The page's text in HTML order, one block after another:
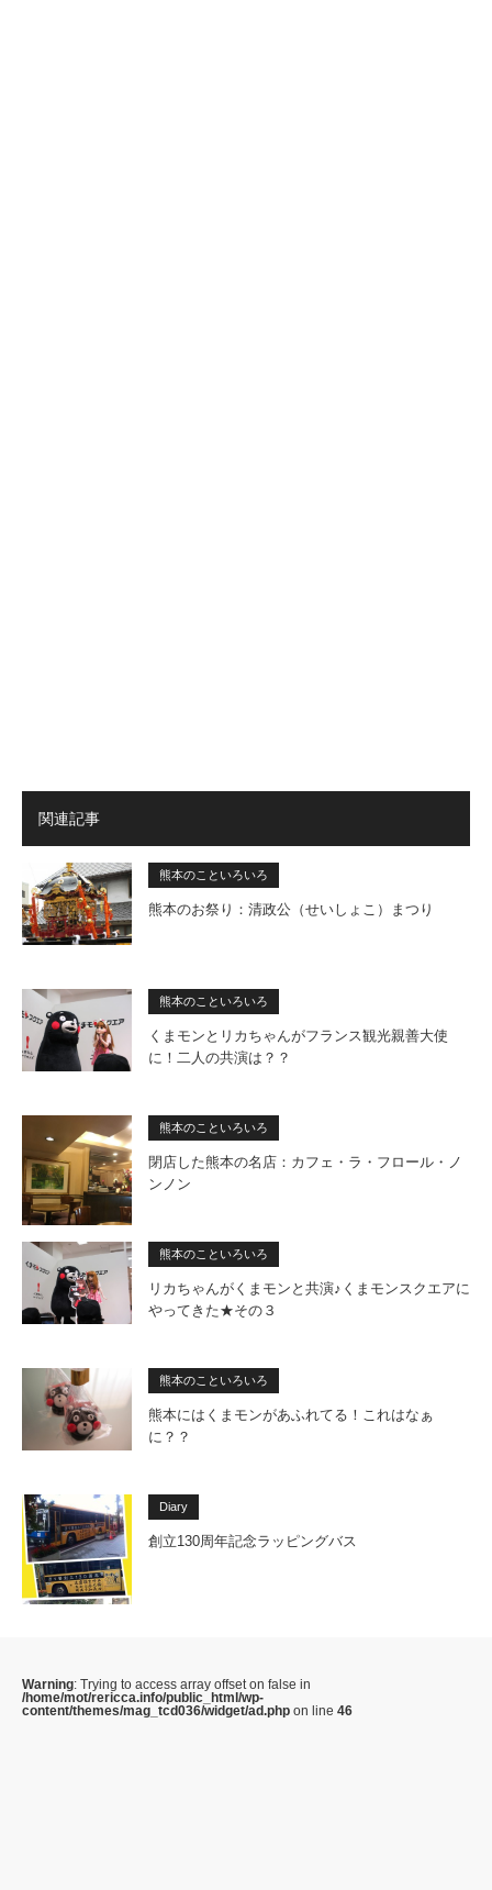
関連記事
熊本のこといろいろ
熊本のお祭り：清政公（せいしょこ）まつり
熊本のこといろいろ
くまモンとリカちゃんがフランス観光親善大使
に！二人の共演は？？
熊本のこといろいろ
閉店した熊本の名店：カフェ・ラ・フロール・ノ
ンノン
熊本のこといろいろ
リカちゃんがくまモンと共演♪くまモンスクエアに
やってきた★その３
熊本のこといろいろ
熊本にはくまモンがあふれてる！これはなぁ
に？？
Diary
創立130周年記念ラッピングバス
Warning: Trying to access array offset on false in
/home/mot/rericca.info/public_html/wp-
content/themes/mag_tcd036/widget/ad.php on line 46